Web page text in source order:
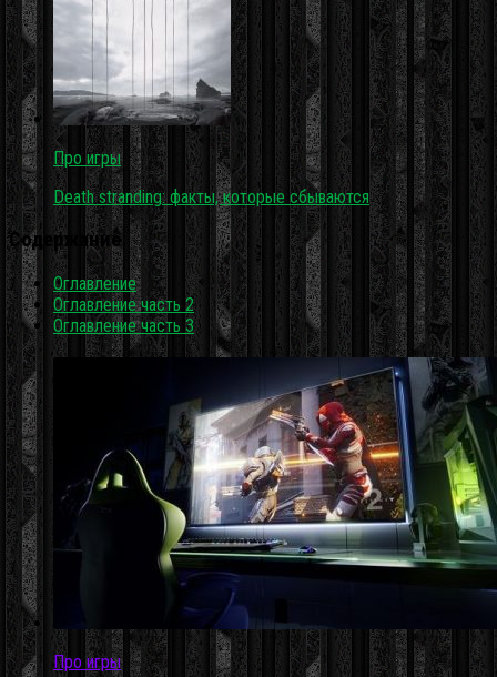
Про игры
Death stranding: факты, которые сбываются
Содержание
Оглавление
Оглавление часть 2
Оглавление часть 3
Про игры